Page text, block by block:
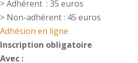
> Adhérent : 35 euros
> Non-adhérent : 45 euros
Adhésion en ligne
Inscription obligatoire
Avec :